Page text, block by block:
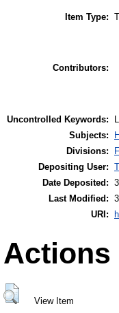
Item Type:
Contributors:
Uncontrolled Keywords:
Subjects:
Divisions:
Depositing User:
Date Deposited:
Last Modified:
URI:
Actions
View Item